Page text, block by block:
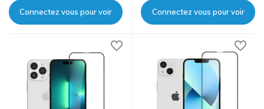
Connectez vous pour voir Connectez vous pour voir